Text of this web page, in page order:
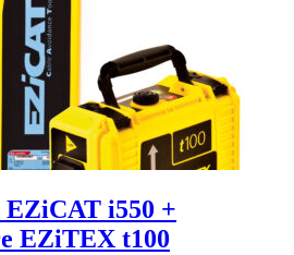
i550 +
EZiTEX t100